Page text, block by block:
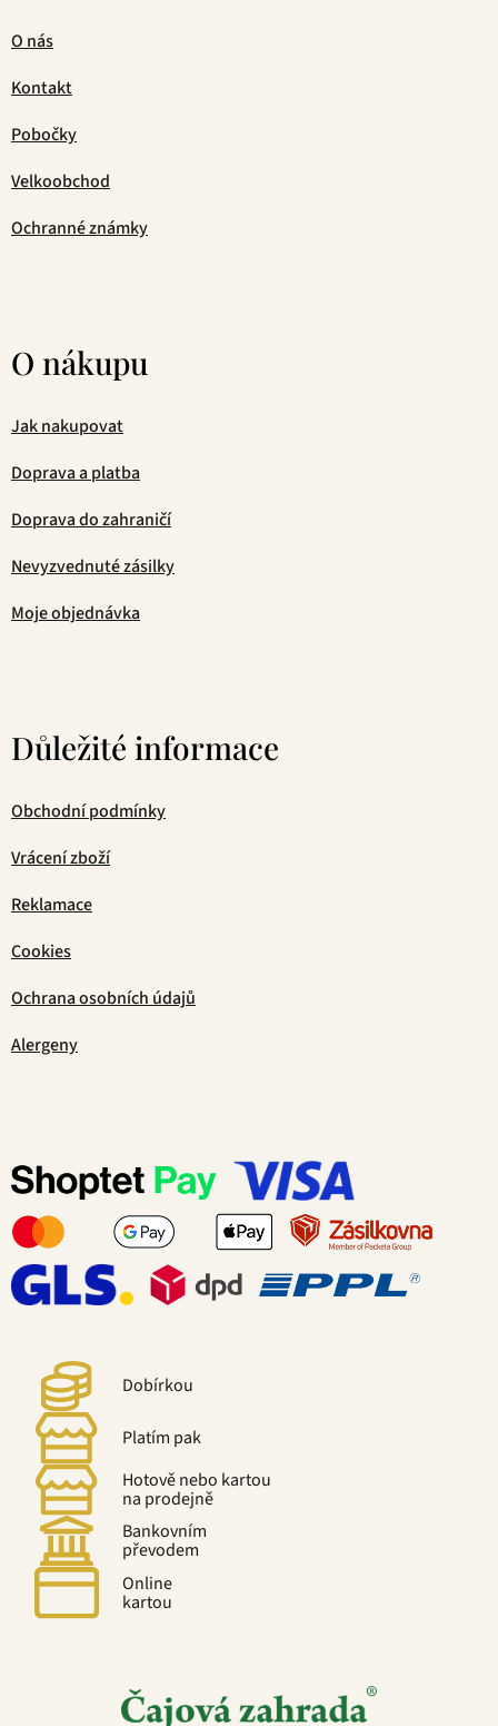
O nás
Kontakt
Pobočky
Velkoobchod
Ochranné známky
O nákupu
Jak nakupovat
Doprava a platba
Doprava do zahraničí
Nevyzvednuté zásilky
Moje objednávka
Důležité informace
Obchodní podmínky
Vrácení zboží
Reklamace
Cookies
Ochrana osobních údajů
Alergeny
Dobírkou
Platím pak
Hotově nebo kartou
na prodejně
Bankovním
převodem
Online
kartou